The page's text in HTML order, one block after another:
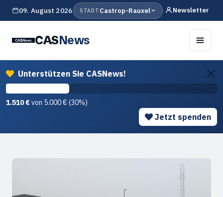
09. August 2026 STADT Castrop-Rauxel Newsletter
CASNews
Unterstützen Sie CASNews!
1.510 €von 5.000 € (30%)
Jetzt spenden